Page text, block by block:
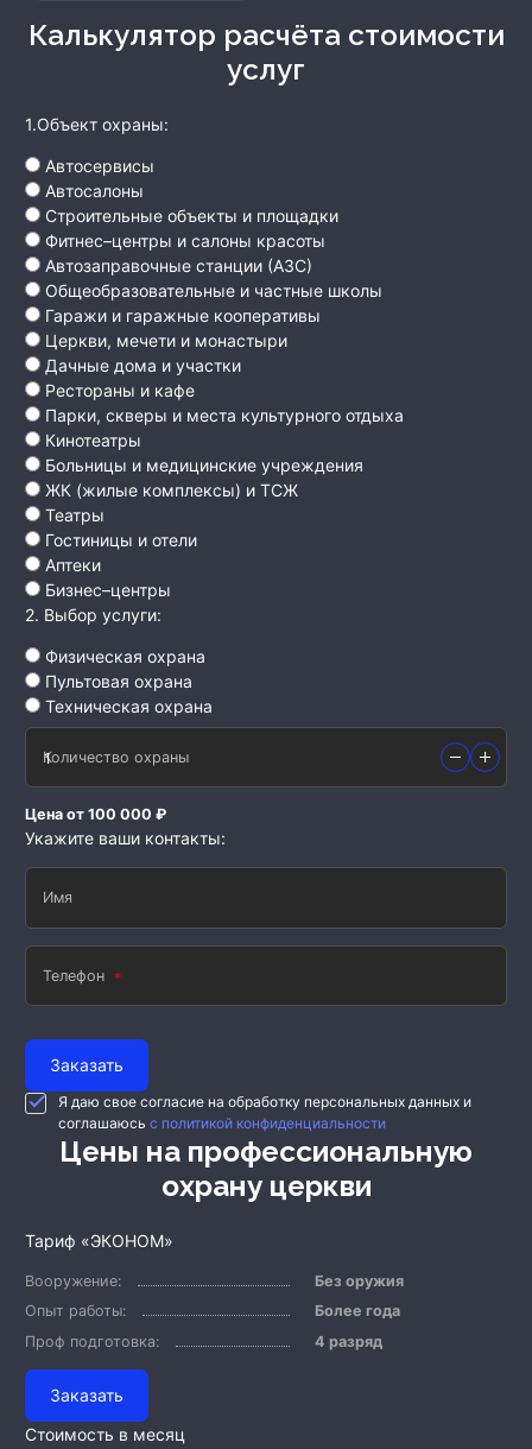
Калькулятор расчёта стоимости
услуг
1.Объект охраны:
Автосервисы
Автосалоны
Строительные объекты и площадки
Фитнес–центры и салоны красоты
Автозаправочные станции (АЗС)
Общеобразовательные и частные школы
Гаражи и гаражные кооперативы
Церкви, мечети и монастыри
Дачные дома и участки
Рестораны и кафе
Парки, скверы и места культурного отдыха
Кинотеатры
Больницы и медицинские учреждения
ЖК (жилые комплексы) и ТСЖ
Театры
Гостиницы и отели
Аптеки
Бизнес–центры
2. Выбор услуги:
Физическая охрана
Пультовая охрана
Техническая охрана
Количество охраны
Цена от 100 000 ₽
Укажите ваши контакты:
Имя
Телефон
Заказать
Я даю свое согласие на обработку персональных данных и
соглашаюсь с политикой конфиденциальности
Цены на профессиональную
охрану церкви
Тариф «ЭКОНОМ»
Вооружение:
Без оружия
Опыт работы:
Более года
Проф подготовка:
4 разряд
Заказать
Стоимость в месяц